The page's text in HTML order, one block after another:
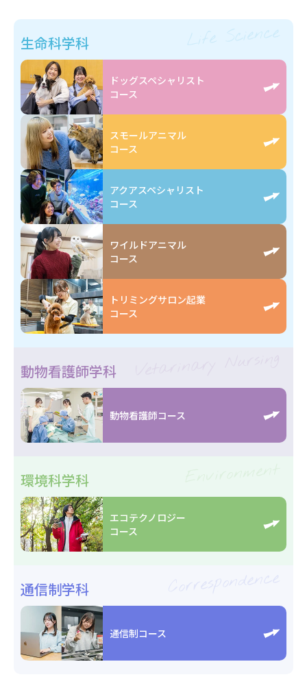
生命科学科 Life Science
ドッグスペシャリスト
コース
スモールアニマル
コース
アクアスペシャリスト
コース
ワイルドアニマル
コース
トリミングサロン起業
コース
動物看護師学科
動物看護師コース
環境科学科
エコテクノロジー
コース
通信制学科
通信制コース